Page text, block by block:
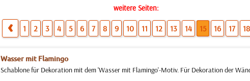
weitere Seiten:
1 2 3 4 5 6 7 8 9 10 11 12 13 14 15 16 17 18
Wasser mit Flamingo
Schablone für Dekoration mit dem 'Wasser mit Flamingo'-Motiv. Für Dekoration der